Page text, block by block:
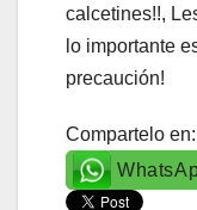
calcetines!!,
lo importante
precaución!
Compartelo en: